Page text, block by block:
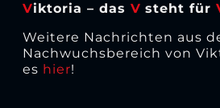
Viktoria – das V steht für
Weitere Nachrichten aus
Nachwuchsbereich von
es hier!